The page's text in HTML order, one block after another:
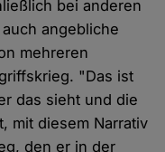
bei anderen
angebliche
mehreren
"Das ist
das sieht und die
mit diesem Narrativ
den er in der